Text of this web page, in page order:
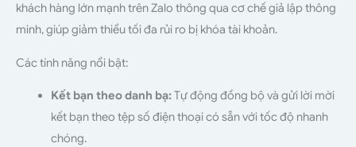
khách hàng lớn mạnh trên Zalo thông qua cơ chế giả lập thông
minh, giúp giảm thiểu tối đa rủi ro bị khóa tài khoản.
Các tính năng nổi bật:
Kết bạn theo danh bạ:Tự động đồng bộ và gửi lời mời
kết bạn theo tệp số điện thoại có sẵn với tốc độ nhanh
chóng.